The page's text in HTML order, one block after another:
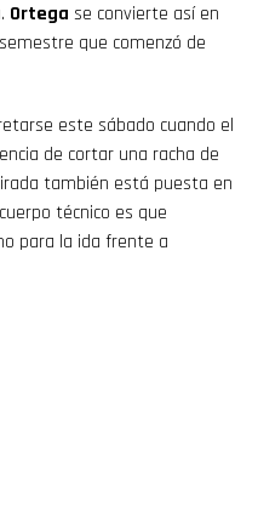
Ortega se convierte así en
que comenzó de
este sábado cuando el
de cortar una racha de
también está puesta en
técnico es que
para la ida frente a